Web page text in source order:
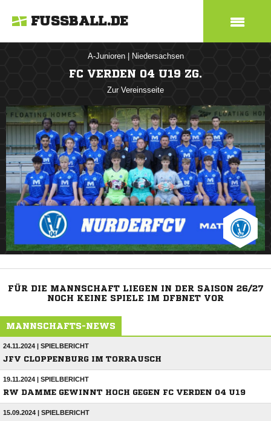
FUSSBALL.DE
A-Junioren Niedersachsen
FC VERDEN 04 U19 ZG.
Zur Vereinsseite
FÜR DIE MANNSCHAFT LIEGEN IN DER SAISON 26/27
NOCH KEINE SPIELE IM DFBNET VOR
MANNSCHAFTS-NEWS
24.11.2024 | SPIELBERICHT
JFV CLOPPENBURG IM TORRAUSCH
19.11.2024 | SPIELBERICHT
RW DAMME GEWINNT HOCH GEGEN FC VERDEN 04 U19
15.09.2024 | SPIELBERICHT